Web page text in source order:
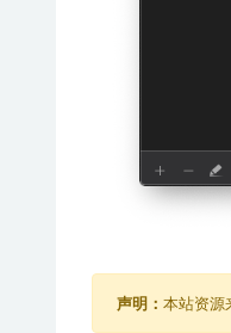
声明： 本站资源